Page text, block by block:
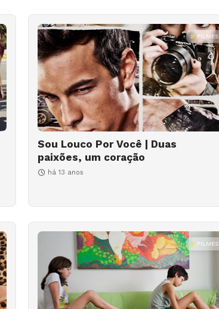
FILMES
Sou Louco Por Você | Duas
paixões, um coração
há 13 anos
FILMES